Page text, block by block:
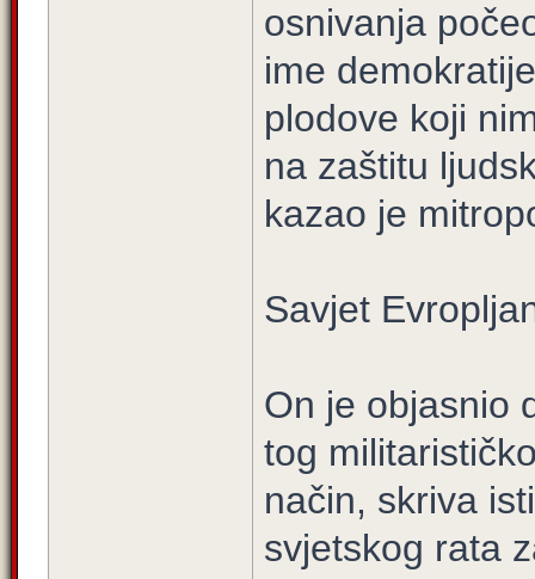
osnivanja
ime
plodove koji
na zaštitu
kazao je
Savjet
On je objasnio
tog
način, skriva
svjetskog rata